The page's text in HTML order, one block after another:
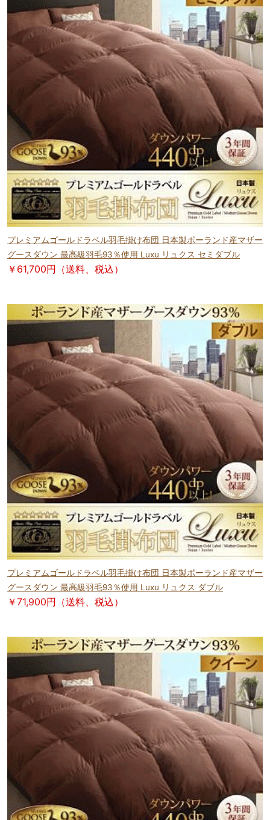
プレミアムゴールドラベル羽毛掛け布団 日本製ポーランド産マザー
グースダウン 最高級羽毛93％使用 Luxu リュクス セミダブル
￥61,700円（送料、税込）
プレミアムゴールドラベル羽毛掛け布団 日本製ポーランド産マザー
グースダウン 最高級羽毛93％使用 Luxu リュクス ダブル
￥71,900円（送料、税込）